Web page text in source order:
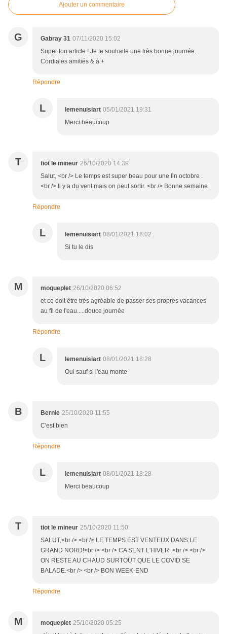
Ajouter un commentaire
G Gabray 31 07/11/2020 15:02
Super ton article ! Je te souhaite une très bonne journée.
Cordiales amitiés & à +
Répondre
L lemenuisiart 05/01/2021 19:31
Merci beaucoup
T tiot le mineur 26/10/2020 14:39
Salut, <br /> Le temps est super beau pour une fin octobre .
<br /> Il y a du vent mais on peut sortir. <br /> Bonne semaine
Répondre
L lemenuisiart 08/01/2021 18:02
Si tu le dis
M moqueplet 26/10/2020 06:52
et ce doit être très agréable de passer ses propres vacances
au fil de l'eau.....douce journée
Répondre
L lemenuisiart 08/01/2021 18:28
Oui sauf si l'eau monte
B Bernie 25/10/2020 11:55
C'est bien
Répondre
L lemenuisiart 08/01/2021 18:28
Merci beaucoup
T tiot le mineur 25/10/2020 11:50
SALUT,<br /> <br /> LE TEMPS EST VENTEUX DANS LE
GRAND NORD!<br /> <br /> CA SENT L'HIVER .<br /> <br />
ON RESTE AU CHAUD SURTOUT QUE LE COVID SE
BALADE.<br /> <br /> BON WEEK-END
Répondre
M moqueplet 25/10/2020 05:25